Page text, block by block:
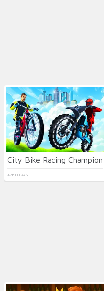
City Bike Racing Champion
4761 PLAYS